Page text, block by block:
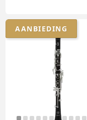
AANBIEDING